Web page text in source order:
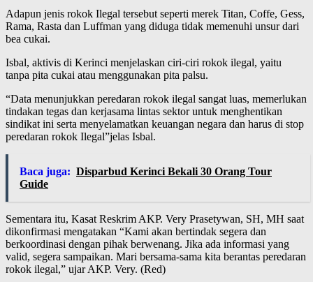
Adapun jenis rokok Ilegal tersebut seperti merek Titan, Coffe, Gess,
Rama, Rasta dan Luffman yang diduga tidak memenuhi unsur dari
bea cukai.
Isbal, aktivis di Kerinci menjelaskan ciri-ciri rokok ilegal, yaitu
tanpa pita cukai atau menggunakan pita palsu.
“Data menunjukkan peredaran rokok ilegal sangat luas, memerlukan
tindakan tegas dan kerjasama lintas sektor untuk menghentikan
sindikat ini serta menyelamatkan keuangan negara dan harus di stop
peredaran rokok Ilegal”jelas Isbal.
Baca juga: Disparbud Kerinci Bekali 30 Orang Tour
Guide
Sementara itu, Kasat Reskrim AKP. Very Prasetywan, SH, MH saat
dikonfirmasi mengatakan “Kami akan bertindak segera dan
berkoordinasi dengan pihak berwenang. Jika ada informasi yang
valid, segera sampaikan. Mari bersama-sama kita berantas peredaran
rokok ilegal,” ujar AKP. Very. (Red)